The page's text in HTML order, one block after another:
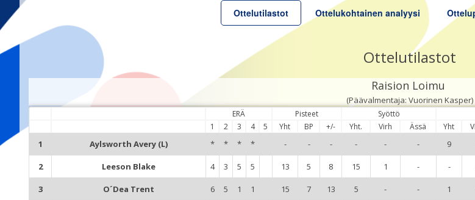
Ottelutilastot Ottelukohtainen analyysi
Ottelutilastot
Raision Loimu
(Päävalmentaja: Vuorinen Kasper)
ERÄ Pisteet Syöttö
1
2 3 4 5 Yht BP +/- Yht. Virh Ässä Yht
1 Aylsworth Avery (L) * * * * - - - - - - 9
2 Leeson Blake 4 3 5 5 13 5 8 15 1 - -
3 O´Dea Trent 6 5 1 1 15 7 13 5 - - 1